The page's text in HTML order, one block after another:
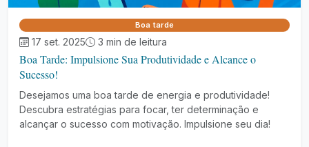
Boa tarde
17 set. 2025 3 min de leitura
Boa Tarde: Impulsione Sua Produtividade e Alcance o
Sucesso!
Desejamos uma boa tarde de energia e produtividade!
Descubra estratégias para focar, ter determinação e
alcançar o sucesso com motivação. Impulsione seu dia!